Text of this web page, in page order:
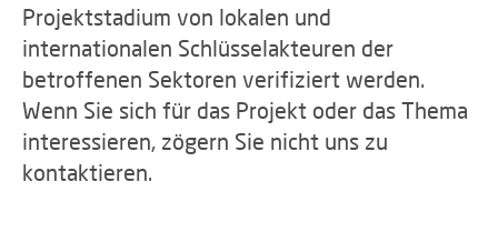
Projektstadium von lokalen und
internationalen Schlüsselakteuren der
betroffenen Sektoren verifiziert werden.
Wenn Sie sich für das Projekt oder das Thema
interessieren, zögern Sie nicht uns zu
kontaktieren.